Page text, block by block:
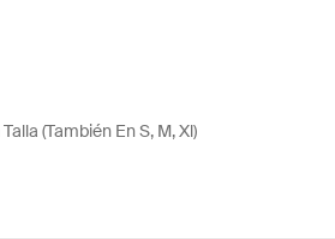
(También En S, M, Xl)